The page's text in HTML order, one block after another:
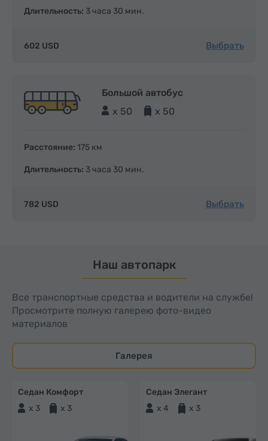
Длительность: 3 часа 30 мин.
602 USD Выбрать
Большой автобус
x 50
x 50
Расстояние: 175 км
Длительность: 3 часа 30 мин.
782 USD Выбрать
Наш автопарк
Все транспортные средства и водители на службе!
Просмотрите полную галерею фото-видео
материалов
Галерея
Седан Комфорт
x 3
x 3
Седан Элегант
x 4
x 3